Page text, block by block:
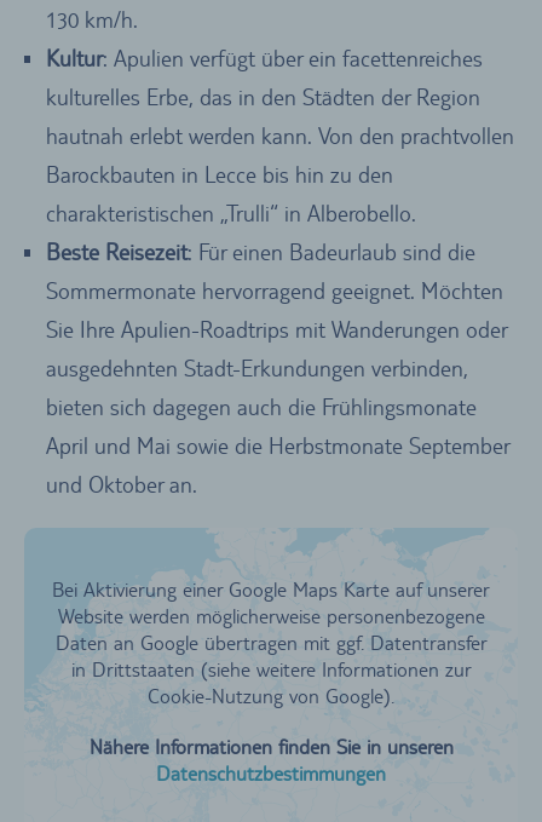
130 km/h.
Kultur: Apulien verfügt über ein facettenreiches
kulturelles Erbe, das in den Städten der Region
hautnah erlebt werden kann. Von den prachtvollen
Barockbauten in Lecce bis hin zu den
charakteristischen „Trulli“ in Alberobello.
Beste Reisezeit: Für einen Badeurlaub sind die
Sommermonate hervorragend geeignet. Möchten
Sie Ihre Apulien-Roadtrips mit Wanderungen oder
ausgedehnten Stadt-Erkundungen verbinden,
bieten sich dagegen auch die Frühlingsmonate
April und Mai sowie die Herbstmonate September
und Oktober an.
Bei Aktivierung einer Google Maps Karte auf unserer
Website werden möglicherweise personenbezogene
Daten an Google übertragen mit ggf. Datentransfer
in Drittstaaten (siehe weitere Informationen zur
Cookie-Nutzung von Google).
Nähere Informationen finden Sie in unseren
Datenschutzbestimmungen